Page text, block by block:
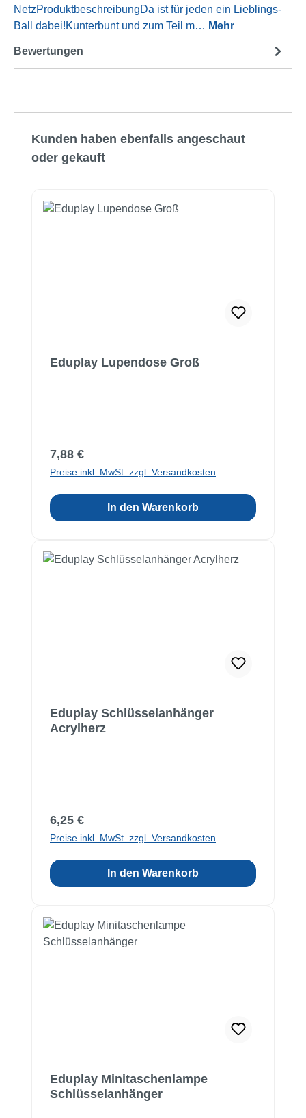
NetzProduktbeschreibungDa ist für jeden ein Lieblings-
Ball dabei!Kunterbunt und zum Teil m… Mehr
Bewertungen
Kunden haben ebenfalls angeschaut
oder gekauft
Eduplay Lupendose Groß
Regulärer Preis:
7,88 €
Preise inkl. MwSt. zzgl. Versandkosten
In den Warenkorb
Eduplay Schlüsselanhänger
Acrylherz
Regulärer Preis:
6,25 €
Preise inkl. MwSt. zzgl. Versandkosten
In den Warenkorb
Eduplay Minitaschenlampe
Schlüsselanhänger